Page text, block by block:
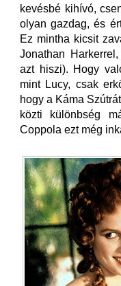
kevésbé kihívó,
olyan gazdag, és
Ez mintha kicsit
Jonathan
azt hiszi). Hogy
mint Lucy, csak
hogy a Káma
közti különbség
Coppola ezt még